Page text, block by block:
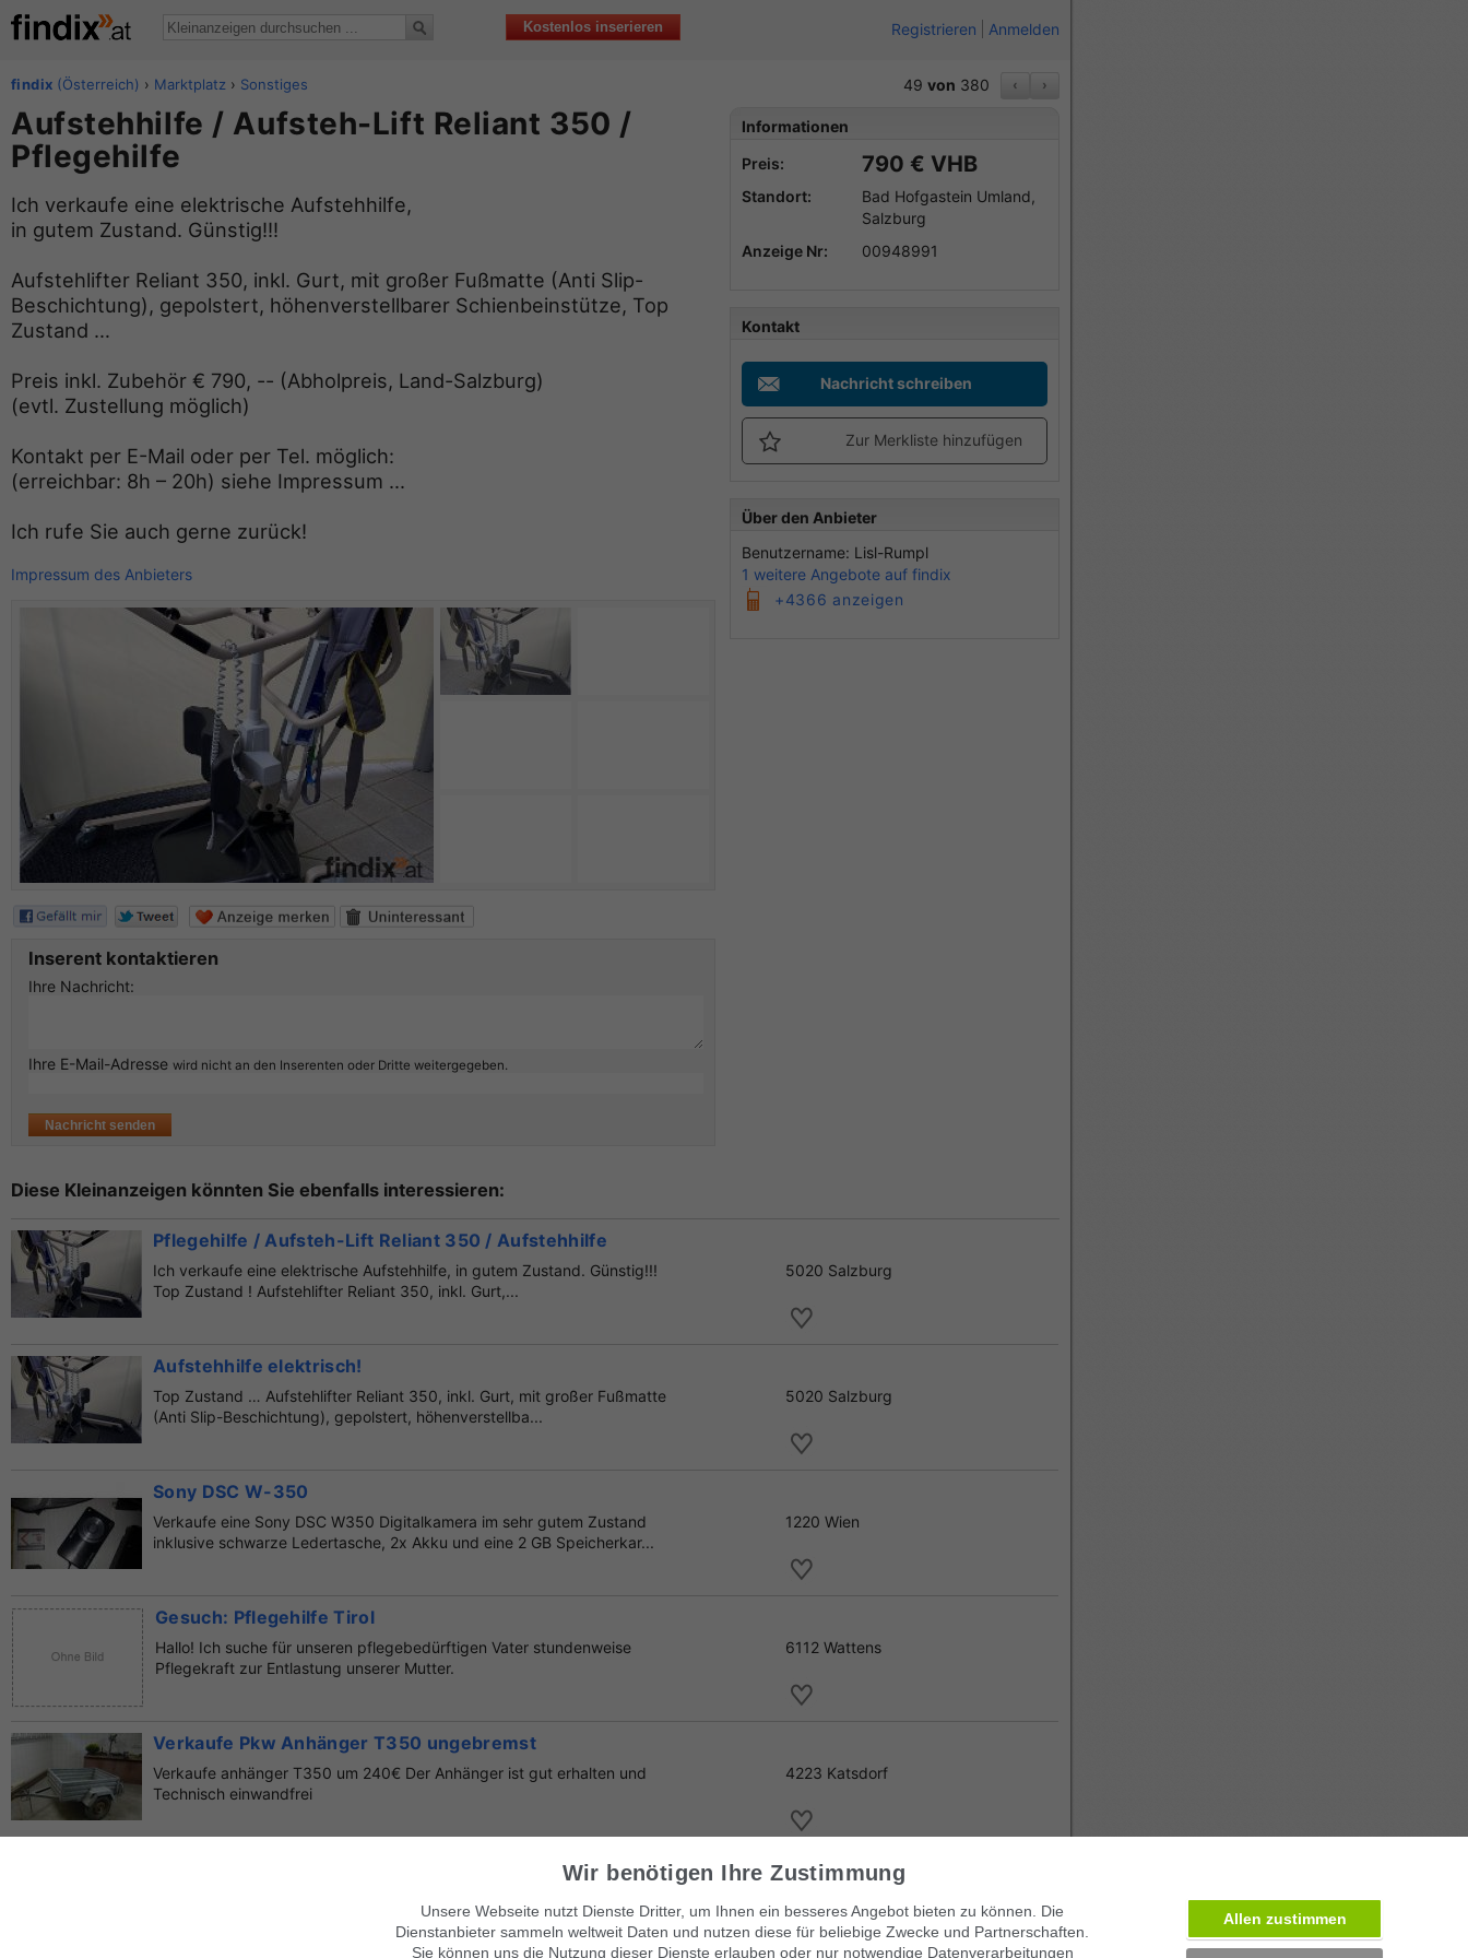
Kostenlos inserieren Registrieren Anmelden
findix (Österreich) › Marktplatz › Sonstiges 49 von 380 ‹ ›
Aufstehhilfe / Aufsteh-Lift Reliant 350 /
Pflegehilfe
Ich verkaufe eine elektrische Aufstehhilfe,
in gutem Zustand. Günstig!!!
Aufstehlifter Reliant 350, inkl. Gurt, mit großer Fußmatte (Anti Slip-
Beschichtung), gepolstert, höhenverstellbarer Schienbeinstütze, Top
Zustand …
Preis inkl. Zubehör € 790, -- (Abholpreis, Land-Salzburg)
(evtl. Zustellung möglich)
Kontakt per E-Mail oder per Tel. möglich:
(erreichbar: 8h – 20h) siehe Impressum ...
Ich rufe Sie auch gerne zurück!
Impressum des Anbieters
Inserent kontaktieren
Ihre Nachricht:
Ihre E-Mail-Adresse wird nicht an den Inserenten oder Dritte weitergegeben.
Informationen
Preis:
790 € VHB
Standort:
Bad Hofgastein Umland,
Salzburg
Anzeige Nr:
00948991
Kontakt
Nachricht schreiben
Zur Merkliste hinzufügen
Über den Anbieter
Benutzername: Lisl-Rumpl
1 weitere Angebote auf findix
+4366 anzeigen
Diese Kleinanzeigen könnten Sie ebenfalls interessieren:
Pflegehilfe / Aufsteh-Lift Reliant 350 / Aufstehhilfe
Ich verkaufe eine elektrische Aufstehhilfe, in gutem Zustand. Günstig!!!
Top Zustand ! Aufstehlifter Reliant 350, inkl. Gurt,...
5020 Salzburg
Aufstehhilfe elektrisch!
Top Zustand … Aufstehlifter Reliant 350, inkl. Gurt, mit großer Fußmatte
(Anti Slip-Beschichtung), gepolstert, höhenverstellba...
5020 Salzburg
Sony DSC W-350
Verkaufe eine Sony DSC W350 Digitalkamera im sehr gutem Zustand
inklusive schwarze Ledertasche, 2x Akku und eine 2 GB Speicherkar...
1220 Wien
Gesuch: Pflegehilfe Tirol
Hallo! Ich suche für unseren pflegebedürftigen Vater stundenweise
Pflegekraft zur Entlastung unserer Mutter.
6112 Wattens
Verkaufe Pkw Anhänger T350 ungebremst
Verkaufe anhänger T350 um 240€ Der Anhänger ist gut erhalten und
Technisch einwandfrei
4223 Katsdorf
Wir benötigen Ihre Zustimmung
Unsere Webseite nutzt Dienste Dritter, um Ihnen ein besseres Angebot bieten zu können. Die
Dienstanbieter sammeln weltweit Daten und nutzen diese für beliebige Zwecke und Partnerschaften.
Sie können uns die Nutzung dieser Dienste erlauben oder nur notwendige Datenverarbeitungen
Allen zustimmen